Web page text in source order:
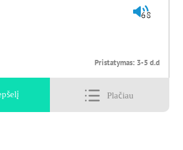
68
Pristatymas: 3-5 d.d